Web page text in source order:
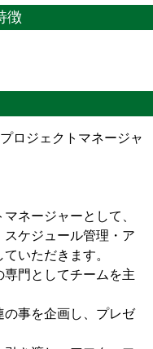
徴
ロジェクトマネージャ
ネージャーとして、
ケジュール管理・ア
いただきます。
専門としてチームを主
の事を企画し、プレゼ